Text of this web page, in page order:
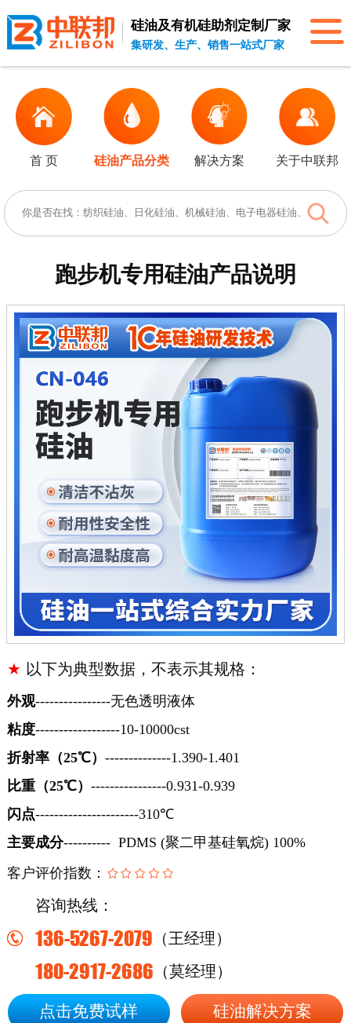
硅油及有机硅助剂 定制厂家
集研发、生产、销售一站式厂家
首 页 硅油产品分类 解决方案 关于中联邦
跑步机专用硅油产品说明
★ 以下为典型数据，不表示其规格：
外观----------------无色透明液体
粘度------------------10-10000cst
折射率（25℃） --------------1.390-1.401
比重（25℃） ----------------0.931-0.939
闪点----------------------310℃
主要成分---------- PDMS (聚二甲基硅氧烷) 100%
客户评价指数：
咨询热线：
136-5267-2079 （王经理）
180-2917-2686 （莫经理）
点击免费试样 硅油解决方案